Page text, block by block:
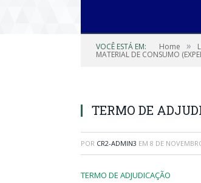
VOCÊ ESTÁ EM: Home »
MATERIAL DE CONSUMO
TERMO DE
POR CR2-ADMIN3 EM 8 DE
TERMO DE ADJUDICAÇÃO